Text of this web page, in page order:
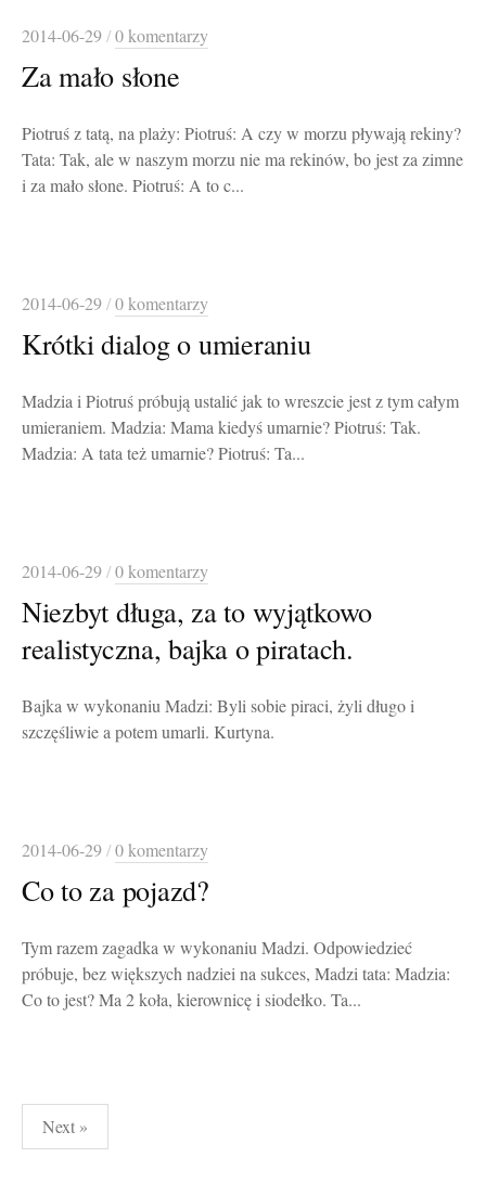
2014-06-29/0 komentarzy
Za mało słone
Piotruś z tatą, na plaży: Piotruś: A czy w morzu pływają rekiny?
Tata: Tak, ale w naszym morzu nie ma rekinów, bo jest za zimne
i za mało słone. Piotruś: A to c...
2014-06-29/0 komentarzy
Krótki dialog o umieraniu
Madzia i Piotruś próbują ustalić jak to wreszcie jest z tym całym
umieraniem. Madzia: Mama kiedyś umarnie? Piotruś: Tak.
Madzia: A tata też umarnie? Piotruś: Ta...
2014-06-29/0 komentarzy
Niezbyt długa, za to wyjątkowo
realistyczna, bajka o piratach.
Bajka w wykonaniu Madzi: Byli sobie piraci, żyli długo i
szczęśliwie a potem umarli. Kurtyna.
2014-06-29/0 komentarzy
Co to za pojazd?
Tym razem zagadka w wykonaniu Madzi. Odpowiedzieć
próbuje, bez większych nadziei na sukces, Madzi tata: Madzia:
Co to jest? Ma 2 koła, kierownicę i siodełko. Ta...
Stronicowanie
wpisów
Next »